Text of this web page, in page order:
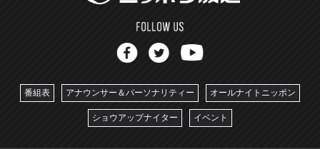
番組表 アナウンサー＆パーソナリティー オールナイトニッポン
ショウアップナイター イベント